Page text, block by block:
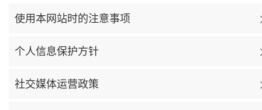
使用本网站时的注意事项
个人信息保护方针
社交媒体运营政策